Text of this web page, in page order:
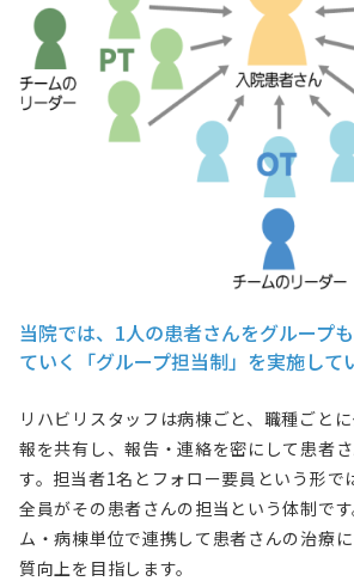
当院では、1人の患者さんをグループ
ていく「グループ担当制」を実施して
リハビリスタッフは病棟ごと、職種ごと
報を共有し、報告・連絡を密にして患者
す。担当者1名とフォロー要員という形で
全員がその患者さんの担当という体制で
ム・病棟単位で連携して患者さんの治療
質向上を目指します。